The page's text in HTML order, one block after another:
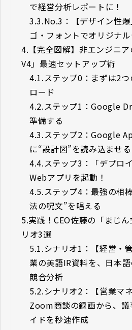
で経営分析レポートに！
3.3.No.3：【デザイン性
ゴ・フォントでオリジナ
4. 【完全図解】非エンジニ
V4」最速セットアップ術
4.1.ステップ0：まずは2
ロード
4.2.ステップ1：Google
準備する
4.3.ステップ2：Google
に“設計図”を読み込ませる
4.4.ステップ3：「デプロ
Webアプリを起動！
4.5.ステップ4：最強の相
法の呪文”を唱える
5.実践！CEO佐藤の「まじ
リオ3選
5.1.シナリオ1：【経営・
業の英語IR資料を、日本
競合分析
5.2.シナリオ2：【営業マ
Zoom商談の録画から、議
イドを秒速作成